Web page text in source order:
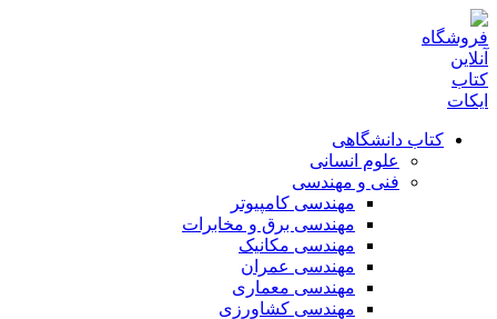
کتاب دانشگاهی
علوم انسانی
فنی و مهندسی
مهندسی کامپیوتر
مهندسی برق و مخابرات
مهندسی مکانیک
مهندسی عمران
مهندسی معماری
مهندسی کشاورزی